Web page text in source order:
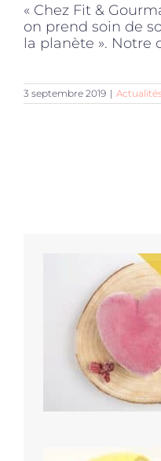
« Chez Fit &
on prend soin de
la planète ». Notre
3 septembre 2019 |